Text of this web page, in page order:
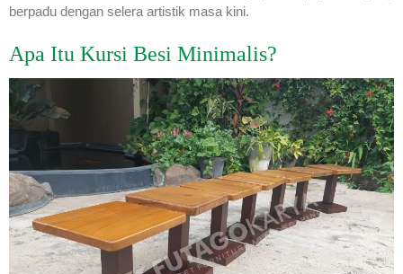
berpadu dengan selera artistik masa kini.
Apa Itu Kursi Besi Minimalis?